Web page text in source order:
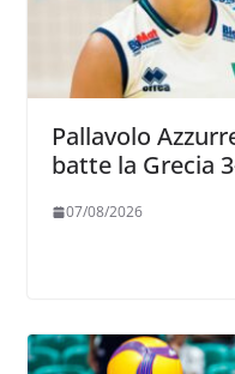
Pallavolo
batte la Grecia
07/08/2026